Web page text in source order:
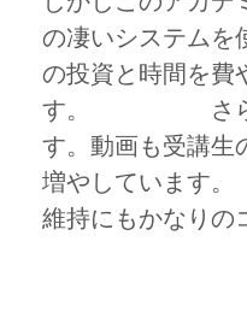
の凄いシステムを
の投資と時間を費
す。 さらに
す。動画も受講生
増やしています。
維持にもかなりの